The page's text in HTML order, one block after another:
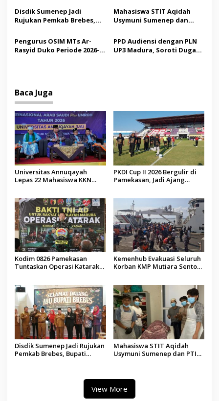
o
s
Tindakan Medis
Operator Diaudit
Disdik Sumenep Jadi
Rujukan Pemkab Brebes,
Pendidikan Berbasis
Budaya
Mahasiswa STIT Aqidah
Usymuni Sumenep dan
Jenazah WNI Asal Aceh di
Malaysia
Pengurus OSIM MTs Ar-
Rasyid Duko Periode 2026-
PPD Audiensi dengan PLN
UP3 Madura, Soroti Dugaan
Baca Juga
Universitas Annuqayah
Lepas 22 Mahasiswa KKN
PKDI Cup II 2026 Bergulir di
Pamekasan, Jadi Ajang
Kodim 0826 Pamekasan
Tuntaskan Operasi Katarak
Kemenhub Evakuasi Seluruh
Korban KMP Mutiara Sentosa
Disdik Sumenep Jadi Rujukan
Pemkab Brebes, Bupati
Mahasiswa STIT Aqidah
Usymuni Sumenep dan PTIQ
View More